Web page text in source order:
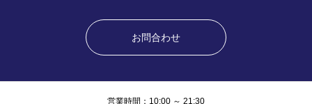
お問合わせ
営業時間：10:00 ～ 21:30